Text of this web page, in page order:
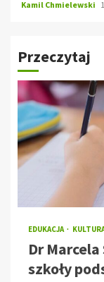
Kamil Chmielewski
Przeczytaj
EDUKACJA
Dr
szkoły